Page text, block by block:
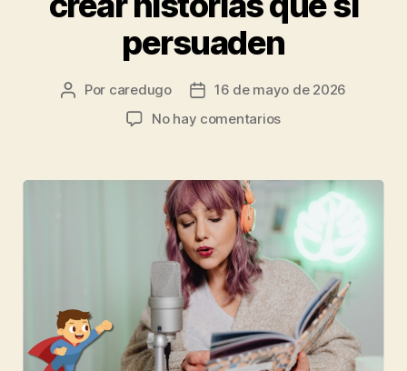
persuaden
Por caredugo
16 de mayo de 2026
No hay comentarios